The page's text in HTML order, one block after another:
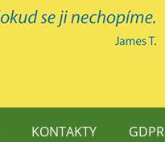
KONTAKTY GDPR